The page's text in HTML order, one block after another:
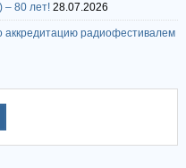
– 80 лет! 28.07.2026
аккредитацию радиофестивалем